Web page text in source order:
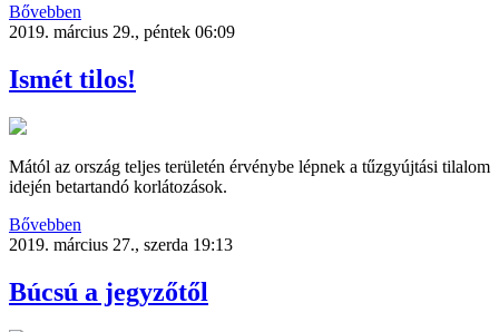
Bővebben
2019. március 29., péntek 06:09
Ismét tilos!
Mától az ország teljes területén érvénybe lépnek a tűzgyújtási tilalom
idején betartandó korlátozások.
Bővebben
2019. március 27., szerda 19:13
Búcsú a jegyzőtől